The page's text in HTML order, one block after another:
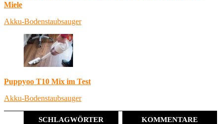
Miele
Akku-Bodenstaubsauger
Puppyoo T10 Mix im Test
Akku-Bodenstaubsauger
SCHLAGWÖRTER KOMMENTARE